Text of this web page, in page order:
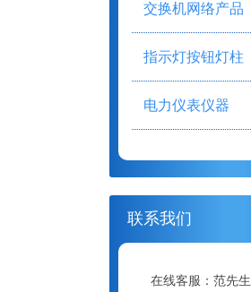
交换机网络产品
指示灯按钮灯柱
电力仪表仪器
联系我们
在线客服： 范先生